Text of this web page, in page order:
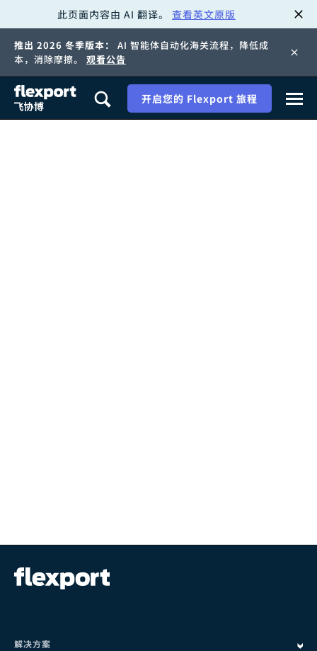
此页面内容由 AI 翻译。 查看英文原版
推出 2026 冬季版本： AI 智能体自动化海关流程，降低成
本，消除摩擦。
观看公告
开启您的 Flexport 旅程
解决方案